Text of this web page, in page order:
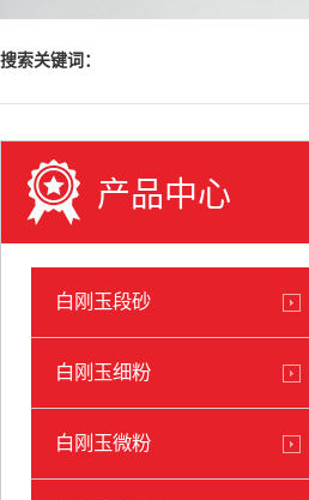
搜索关键词：
产品中心
白刚玉段砂
白刚玉细粉
白刚玉微粉